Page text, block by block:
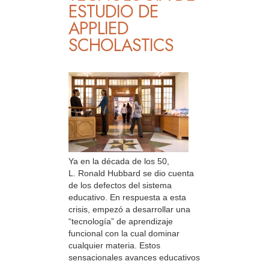
ESTUDIO DE
APPLIED
SCHOLASTICS
Ya en la década de los 50,
L. Ronald Hubbard se dio cuenta
de los defectos del sistema
educativo. En respuesta a esta
crisis, empezó a desarrollar una
“tecnología” de aprendizaje
funcional con la cual dominar
cualquier materia. Estos
sensacionales avances educativos